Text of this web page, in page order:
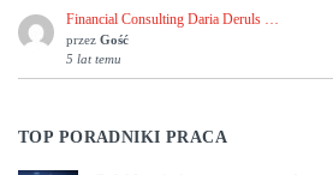
Financial Consulting Daria Deruls …
przez Gość
5 lat temu
TOP PORADNIKI PRACA